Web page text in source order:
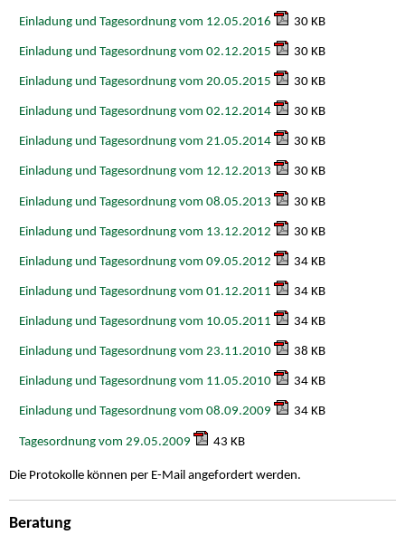
Einladung und Tagesordnung vom 12.05.2016 30 KB
Einladung und Tagesordnung vom 02.12.2015 30 KB
Einladung und Tagesordnung vom 20.05.2015 30 KB
Einladung und Tagesordnung vom 02.12.2014 30 KB
Einladung und Tagesordnung vom 21.05.2014 30 KB
Einladung und Tagesordnung vom 12.12.2013 30 KB
Einladung und Tagesordnung vom 08.05.2013 30 KB
Einladung und Tagesordnung vom 13.12.2012 30 KB
Einladung und Tagesordnung vom 09.05.2012 34 KB
Einladung und Tagesordnung vom 01.12.2011 34 KB
Einladung und Tagesordnung vom 10.05.2011 34 KB
Einladung und Tagesordnung vom 23.11.2010 38 KB
Einladung und Tagesordnung vom 11.05.2010 34 KB
Einladung und Tagesordnung vom 08.09.2009 34 KB
Tagesordnung vom 29.05.2009 43 KB
Die Protokolle können per E-Mail angefordert werden.
Beratung